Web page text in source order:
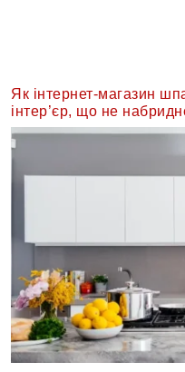
Як інтернет-магазин
інтер’єр, що не